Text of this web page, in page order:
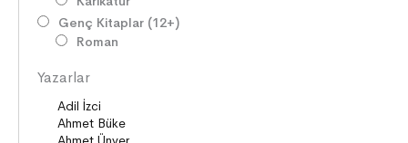
Genç Kitaplar (12+)
Roman
Öyküler
Şiirler
Deneme
Yazarlar